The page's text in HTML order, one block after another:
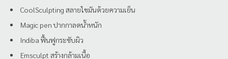
CoolSculpting สลายไขมันด้วยความเย็น
Magic pen ปากกาลดน้ำหนัก
Indiba ฟื้นฟูกระชับผิว
Emsculpt สร้างกล้ามเนื้อ